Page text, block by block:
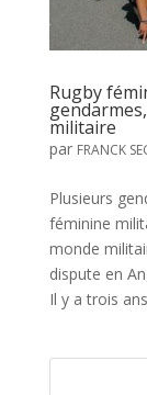
Rugby
militaire
par FRANCK
Plusieurs
féminine
monde
dispute en
Il y a trois